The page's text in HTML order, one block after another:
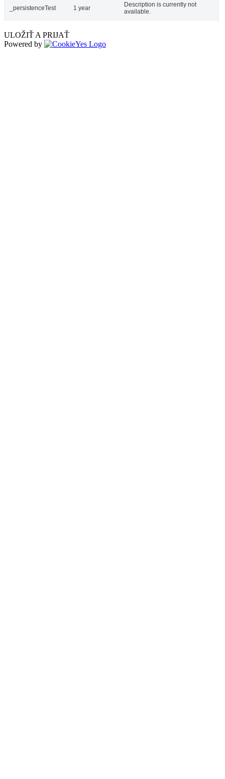
_persistenceTest 1 year
Description is currently not
available.
ULOŽIŤ A PRIJAŤ
Powered by